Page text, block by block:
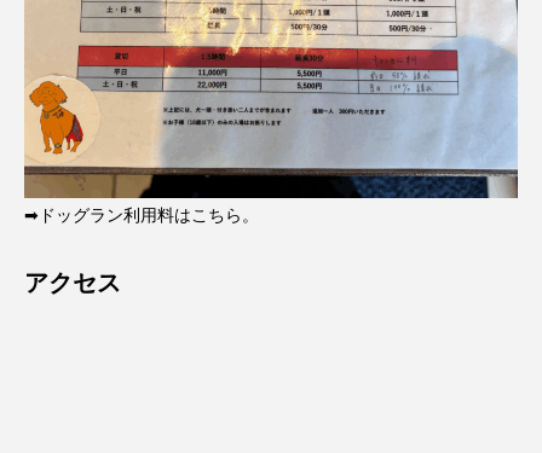
➡ドッグラン利用料はこちら。
アクセス